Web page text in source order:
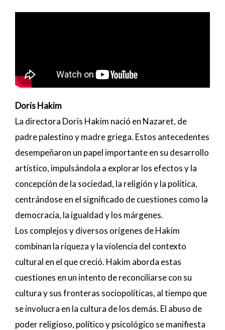
Doris Hakim
La directora Doris Hakim nació en Nazaret, de
padre palestino y madre griega. Estos antecedentes
desempeñaron un papel importante en su desarrollo
artístico, impulsándola a explorar los efectos y la
concepción de la sociedad, la religión y la política,
centrándose en el significado de cuestiones como la
democracia, la igualdad y los márgenes.
Los complejos y diversos orígenes de Hakim
combinan la riqueza y la violencia del contexto
cultural en el que creció. Hakim aborda estas
cuestiones en un intento de reconciliarse con su
cultura y sus fronteras sociopolíticas, al tiempo que
se involucra en la cultura de los demás. El abuso de
poder religioso, político y psicológico se manifiesta